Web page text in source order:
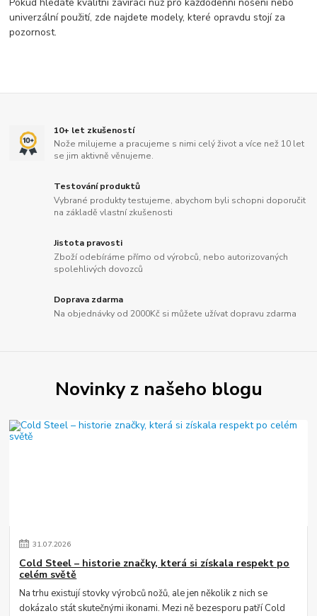
univerzální použití, zde najdete modely, které opravdu stojí za
pozornost.
10+ let zkušeností
Nože milujeme a pracujeme s nimi celý život a více než 10 let
se jim aktivně věnujeme.
Testování produktů
Vybrané produkty testujeme, abychom byli schopni doporučit
na základě vlastní zkušenosti
Jistota pravosti
Zboží odebíráme přímo od výrobců, nebo autorizovaných
spolehlivých dovozců
Doprava zdarma
Na objednávky od 2000Kč si můžete užívat dopravu zdarma
Novinky z našeho blogu
31.07.2026
Cold Steel – historie značky, která si získala respekt po
celém světě
Na trhu existují stovky výrobců nožů, ale jen několik z nich se
dokázalo stát skutečnými ikonami. Mezi ně bezesporu patří Cold